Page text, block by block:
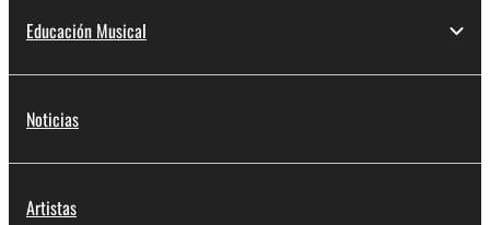
Educación Musical
Noticias
Artistas